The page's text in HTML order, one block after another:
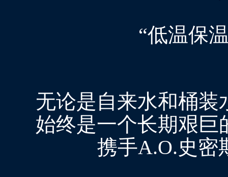
“低温保
无论是自来水和桶
始终是一个长期艰巨
携手A.O.史密